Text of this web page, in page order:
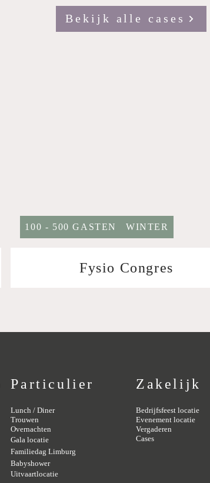
Bekijk alle cases
100 - 500 GASTEN WINTER
Fysio Congres
Particulier
Lunch / Diner
Trouwen
Overnachten
Gala locatie
Familiedag Limburg
Babyshower
Uitvaartlocatie
Zakelijk
Bedrijfsfeest locatie
Evenement locatie
Vergaderen
Cases